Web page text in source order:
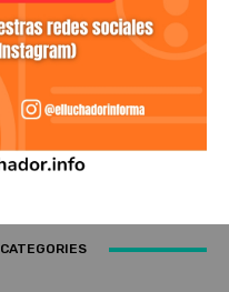
CATEGORIES